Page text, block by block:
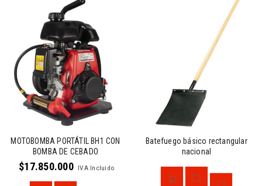
MOTOBOMBA PORTÁTIL BH1 CON
BOMBA DE CEBADO
$17.850.000 IVA Incluido
Batefuego básico rectangular
nacional